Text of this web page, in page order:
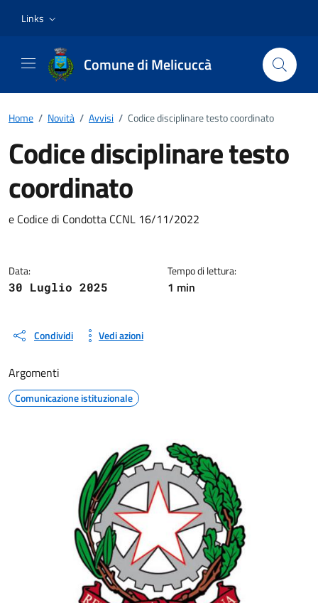
Links
Comune di Melicuccà
Home / Novità / Avvisi / Codice disciplinare testo coordinato
Codice disciplinare testo
coordinato
Dettagli della notizia
e Codice di Condotta CCNL 16/11/2022
Data:
30 Luglio 2025
Tempo di lettura:
1 min
Condividi Vedi azioni
Argomenti
Comunicazione istituzionale